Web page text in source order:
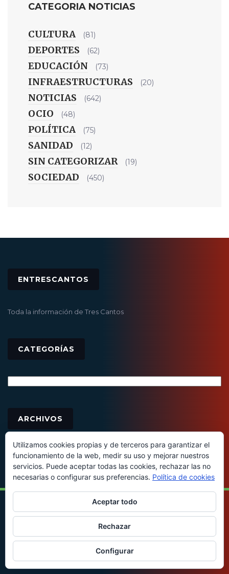
CATEGORIA NOTICIAS
CULTURA (81)
DEPORTES (62)
EDUCACIÓN (73)
INFRAESTRUCTURAS (20)
NOTICIAS (642)
OCIO (48)
POLÍTICA (75)
SANIDAD (12)
SIN CATEGORIZAR (19)
SOCIEDAD (450)
ENTRESCANTOS
Toda la información de Tres Cantos
CATEGORÍAS
ARCHIVOS
© 2016 - Todos los derechos reservados
Utilizamos cookies propias y de terceros para garantizar el
funcionamiento de la web, medir su uso y mejorar nuestros
servicios. Puede aceptar todas las cookies, rechazar las no
necesarias o configurar sus preferencias. Política de cookies
Aceptar todo
Rechazar
Configurar